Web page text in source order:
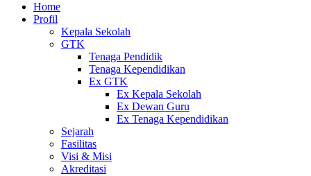
Home
Profil
Kepala Sekolah
GTK
Tenaga Pendidik
Tenaga Kependidikan
Ex GTK
Ex Kepala Sekolah
Ex Dewan Guru
Ex Tenaga Kependidikan
Sejarah
Fasilitas
Visi & Misi
Akreditasi